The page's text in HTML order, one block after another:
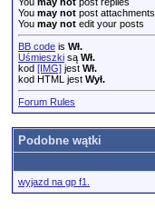
You may not post attachments
You may not edit your posts
BB code is Wł.
Uśmieszki są Wł.
kod [IMG] jest Wł.
kod HTML jest Wył.
Forum Rules
Podobne wątki
wyjazd na gp f1.